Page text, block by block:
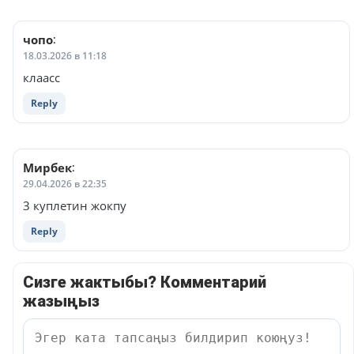
чопо:
18.03.2026 в 11:18
клаасс
Reply
Мирбек:
29.04.2026 в 22:35
3 куплетин жокпу
Reply
Сизге жактыбы? Комментарий
жазыңыз